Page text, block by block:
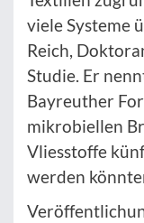
viele Systeme
Reich,
Studie. Er
Bayreuther
mikrobiellen
Vliesstoffe
werden